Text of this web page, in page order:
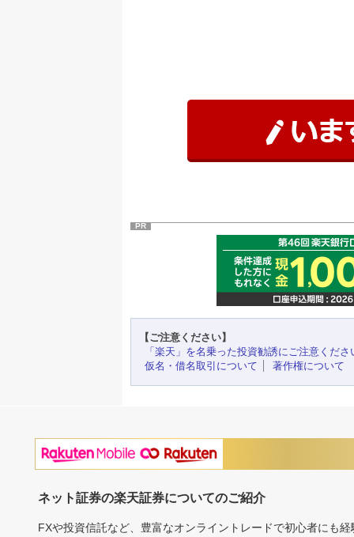
PR
【ご注意ください】
「楽天」を名乗った投資勧誘にご注意くださ
仮名・借名取引について
著作権について
ネット証券の楽天証券についてのご紹介
FXや投資信託など、豊富なオンライントレードで初心者にも